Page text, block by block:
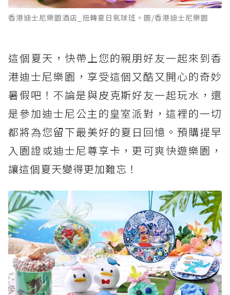
香港迪士尼樂園酒店_扭轉夏日氣球班。圖/香港迪士尼樂園
這個夏天，快帶上您的親朋好友一起來到香
港迪士尼樂園，享受這個又酷又開心的奇妙
暑假吧！不論是與皮克斯好友一起玩水，還
是參加迪士尼公主的皇室派對，這裡的一切
都將為您留下最美好的夏日回憶。預購提早
入園證或迪士尼尊享卡，更可爽快遊樂園，
讓這個夏天變得更加難忘！